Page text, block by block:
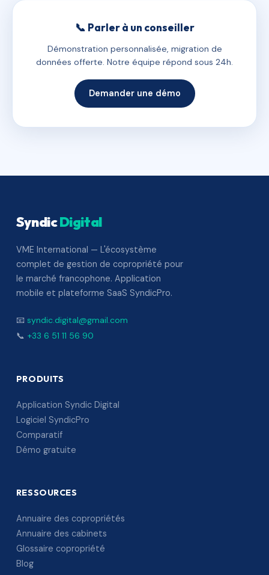
📞 Parler à un conseiller
Démonstration personnalisée, migration de
données offerte. Notre équipe répond sous 24h.
Demander une démo
SyndicDigital
VME International — L'écosystème
complet de gestion de copropriété pour
le marché francophone. Application
mobile et plateforme SaaS SyndicPro.
📧 syndic.digital@gmail.com
📞 +33 6 51 11 56 90
PRODUITS
Application Syndic Digital
Logiciel SyndicPro
Comparatif
Démo gratuite
RESSOURCES
Annuaire des copropriétés
Annuaire des cabinets
Glossaire copropriété
Blog